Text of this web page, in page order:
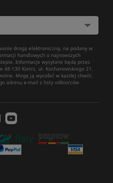
drogą elektroniczną, na podany w
handlowych o najnowszych
Informacje wysyłane będą przez
48-130 Kietrz, ul. Kochanowskiego 21.
Mogę ją wycofać w każdej chwili,
adresu e-mail z listy odbiorców